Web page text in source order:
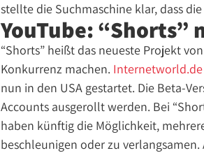
stellte die Suchmaschine klar, dass
YouTube: “Shorts”
“Shorts” heißt das neueste Projekt
Konkurrenz machen.
nun in den USA gestartet. Die Beta-
Accounts ausgerollt werden. Bei
haben künftig die Möglichkeit,
beschleunigen oder zu